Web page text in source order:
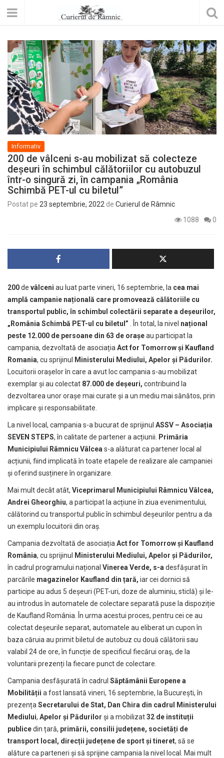
Informativ
200 de vâlceni s-au mobilizat să colecteze
deșeuri în schimbul călătoriilor cu autobuzul
într-o singură zi, în campania „România
Schimbă PET-ul cu biletul”
Postat pe 23 septembrie, 2022 de Curierul de Râmnic
1088
0
200de vâlceni au luat parte vineri, 16 septembrie, la cea mai
amplă campanie națională care promovează călătoriile cu
transportul public, în schimbul colectării separate a deșeurilor,
„România Schimbă PET-ul cu biletul” . În total, la nivel național
peste 12.000 de persoane din 63 de orașeau participat la
campania, dezvoltată de asociațiaAct for Tomorrow și Kaufland
Romania, cu sprijinul
Ministerului Mediului, Apelor și Pădurilor.
Locuitorii orașelor în care a avut loc campania s-au mobilizat
exemplar și au colectat 87.000 de deșeuri, contribuind la
dezvoltarea unor orașe mai curate și a un mediu mai sănătos, prin
implicare și responsabilitate.
La nivel local, campania s-a bucurat de sprijinul ASSV – Asociația
SEVEN STEPS, în calitate de partener a acțiunii. Primăria
Municipiului Râmnicu Vâlceas-a alăturat ca partener local al
acțiunii, fiind implicată în toate etapele de realizare ale campaniei
și oferind susținere în organizare.
Mai mult decât atât, Viceprimarul Municipiului Râmnicu Vâlcea,
Andrei Gheorghiu, a participat la acțiune în ziua evenimentului,
călătorind cu transportul public în schimbul deșeurilor pentru a da
un exemplu locuitorii din oraș.
Campania dezvoltată de asociațiaAct for Tomorrow și Kaufland
România, cu sprijinul
Ministerului Mediului, Apelor și Pădurilor,
în cadrul programului național Vinerea Verde, s-adesfășurat în
parcările magazinelor Kaufland din țară, iar cei dornici să
participe au adus 5 deșeuri (PET-uri, doze de aluminiu, sticlă) și le-
au introdus în automatele de colectare separată puse la dispoziție
de Kaufland România. În urma acestui proces, pentru cei ce au
colectat deșeurile separat, automatele au eliberat un cupon în
baza căruia au primit biletul de autobuz cu două călătorii sau
valabil 24 de ore, în funcție de specificul fiecărui oraș, de la
voluntarii prezenți la fiecare punct de colectare.
Campania desfășurată în cadrul Săptămânii Europene a
Mobilității a fost lansată vineri, 16 septembrie, la București, în
prezențaSecretarului de Stat, Dan Chira din cadrul Ministerului
Mediului, Apelor și Pădurilor și a mobilizat32 de instituții
publicedin țară, primării, consilii județene, societăți de
transport local, direcții județene de sport și tineret, să se
alăture ca parteneri și să sprijine campania la nivel local. Mai mult